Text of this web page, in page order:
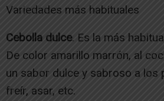
Variedades más habituales
Cebolla dulce. Es la más
De color amarillo marrón, al
un sabor dulce y sabroso a los
freír, asar, etc.